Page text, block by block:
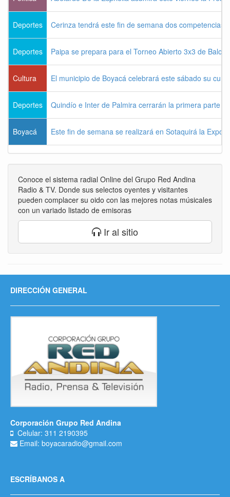
Deportes Cerinza tendrá este fin de semana dos competencias
Deportes Paipa se prepara para el Torneo Abierto 3x3 de
Cultura El municipio de Boyacá celebrará este sábado su
Deportes Quindío e Inter de Palmira cerrarán la primera parte
Boyacá Este fin de semana se realizará en Sotaquirá la
Conoce el sistema radial Online del Grupo Red Andina
Radio & TV. Donde sus selectos oyentes y visitantes
pueden complacer su oido con las mejores notas músicales
con un variado listado de emisoras
Ir al sitio
DIRECCIÓN GENERAL
Corporación Grupo Red Andina
Celular: 311 2190395
Email: boyacaradio@gmail.com
ESCRÍBANOS A